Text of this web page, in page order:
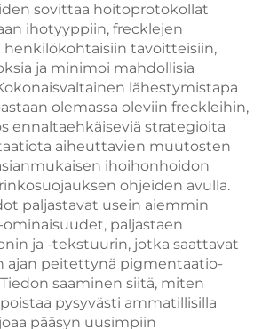
sovittaa hoitoprotokollat
ihotyyppiin, frecklejen
henkilökohtaisiin tavoitteisiin,
ja minimoi mahdollisia
lähestymistapa
olemassa oleviin freckleihin,
ennaltaehkäiseviä strategioita
aiheuttavien muutosten
ihoihonhoidon
ohjeiden avulla.
paljastavat usein aiemmin
paljastaen
ja -tekstuurin, jotka saattavat
ajan peitettynä pigmentaatio-
saaminen siitä, miten
pysyvästi ammatillisilla
pääsyn uusimpiin